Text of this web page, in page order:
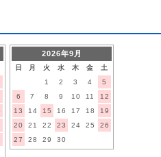
2026年9月
日 月 火 水 木 金
土
1
2 3 4
5
6
7 8 9 10 11
12
13
14 15 16 17 18
19
20
21 22 23 24 25
26
27
28 29 30